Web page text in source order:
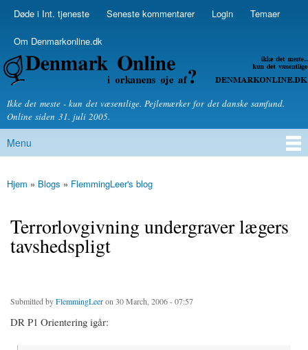
Skip to
Secondary menu
Døde i Int. tjeneste Seneste kommentarer Login Temaer
Om Denmarkonline.dk
Denmarkonline.dk - blognyheder om politik
Ikke det meste - kun det væsentlige. Pejlemærker for det danske samfund.
Online siden 31. juli 2005.
Main menu
Menu
You are here
Hjem » Blogs » FlemmingLeer's blog
Terrorlovgivning undergraver lægers
tavshedspligt
Submitted byFlemmingLeeron 30 March, 2006 - 07:57
DR P1 Orientering igår: